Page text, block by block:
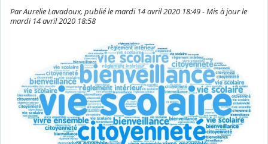
Par Aurelie Lavadoux, publié le mardi 14 avril 2020 18:49 - Mis à jour le
mardi 14 avril 2020 18:58